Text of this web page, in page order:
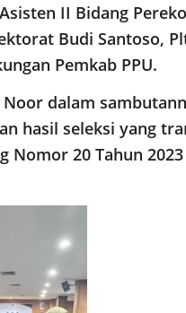
II Bidang
Budi Santoso,
Pemkab PPU.
dalam
hasil seleksi yang
Nomor 20 Tahun